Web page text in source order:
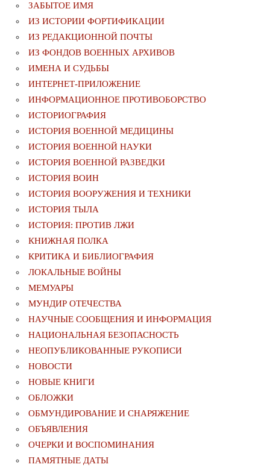
ЗАБЫТОЕ ИМЯ
ИЗ ИСТОРИИ ФОРТИФИКАЦИИ
ИЗ РЕДАКЦИОННОЙ ПОЧТЫ
ИЗ ФОНДОВ ВОЕННЫХ АРХИВОВ
ИМЕНА И СУДЬБЫ
ИНТЕРНЕТ-ПРИЛОЖЕНИЕ
ИНФОРМАЦИОННОЕ ПРОТИВОБОРСТВО
ИСТОРИОГРАФИЯ
ИСТОРИЯ ВОЕННОЙ МЕДИЦИНЫ
ИСТОРИЯ ВОЕННОЙ НАУКИ
ИСТОРИЯ ВОЕННОЙ РАЗВЕДКИ
ИСТОРИЯ ВОИН
ИСТОРИЯ ВООРУЖЕНИЯ И ТЕХНИКИ
ИСТОРИЯ ТЫЛА
ИСТОРИЯ: ПРОТИВ ЛЖИ
КНИЖНАЯ ПОЛКА
КРИТИКА И БИБЛИОГРАФИЯ
ЛОКАЛЬНЫЕ ВОЙНЫ
МЕМУАРЫ
МУНДИР ОТЕЧЕСТВА
НАУЧНЫЕ СООБЩЕНИЯ И ИНФОРМАЦИЯ
НАЦИОНАЛЬНАЯ БЕЗОПАСНОСТЬ
НЕОПУБЛИКОВАННЫЕ РУКОПИСИ
НОВОСТИ
НОВЫЕ КНИГИ
ОБЛОЖКИ
ОБМУНДИРОВАНИЕ И СНАРЯЖЕНИЕ
ОБЪЯВЛЕНИЯ
ОЧЕРКИ И ВОСПОМИНАНИЯ
ПАМЯТНЫЕ ДАТЫ